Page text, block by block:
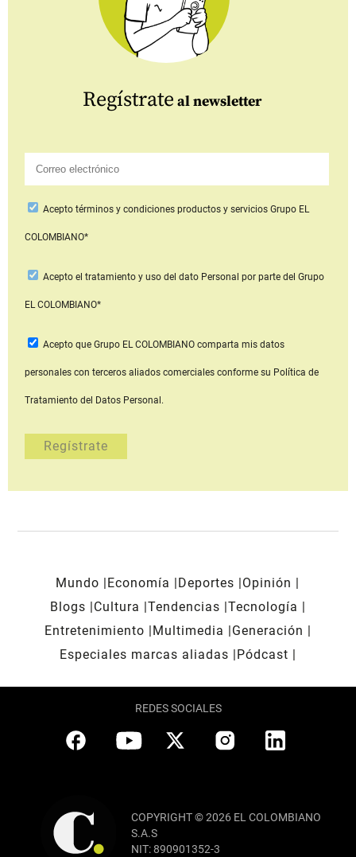
Regístrate al newsletter
Aceptotérminos y condiciones productos y serviciosGrupo EL
COLOMBIANO*
Acepto el tratamiento y uso del dato Personal por parte del Grupo
EL COLOMBIANO*
Acepto que Grupo EL COLOMBIANOcomparta mis datos
personales con terceros aliados comerciales conforme su Política de
Tratamiento del Datos Personal.
Mundo Economía Deportes
Opinión
Blogs
Cultura Tendencias Tecnología
Entretenimiento
Multimedia
Generación
Especiales marcas aliadas
Pódcast
REDES SOCIALES
COPYRIGHT © 2026 EL COLOMBIANO
S.A.S
NIT: 890901352-3